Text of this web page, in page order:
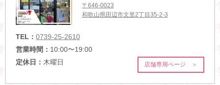
〒646-0023
和歌山県田辺市文里2丁目35-2-3
TEL： 0739-25-2610
営業時間： 10:00〜19:00
定休日： 木曜日 店舗専用ページ ＞